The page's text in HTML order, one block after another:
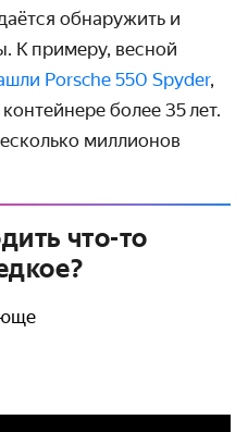
обнаружить и
К примеру, весной
Porsche 550 Spyder,
более 35 лет.
миллионов
что-то